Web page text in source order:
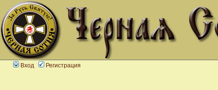
Вход Регистрация